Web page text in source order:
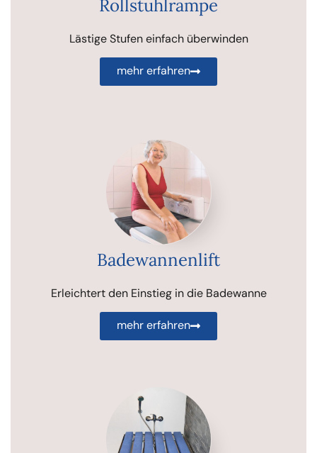
Rollstuhlrampe
Lästige Stufen einfach überwinden
mehr erfahren
Badewannenlift
Erleichtert den Einstieg in die Badewanne
mehr erfahren